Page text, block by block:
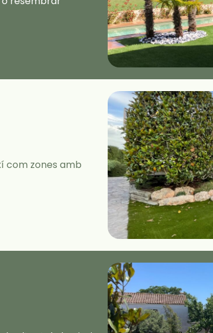
com zones amb